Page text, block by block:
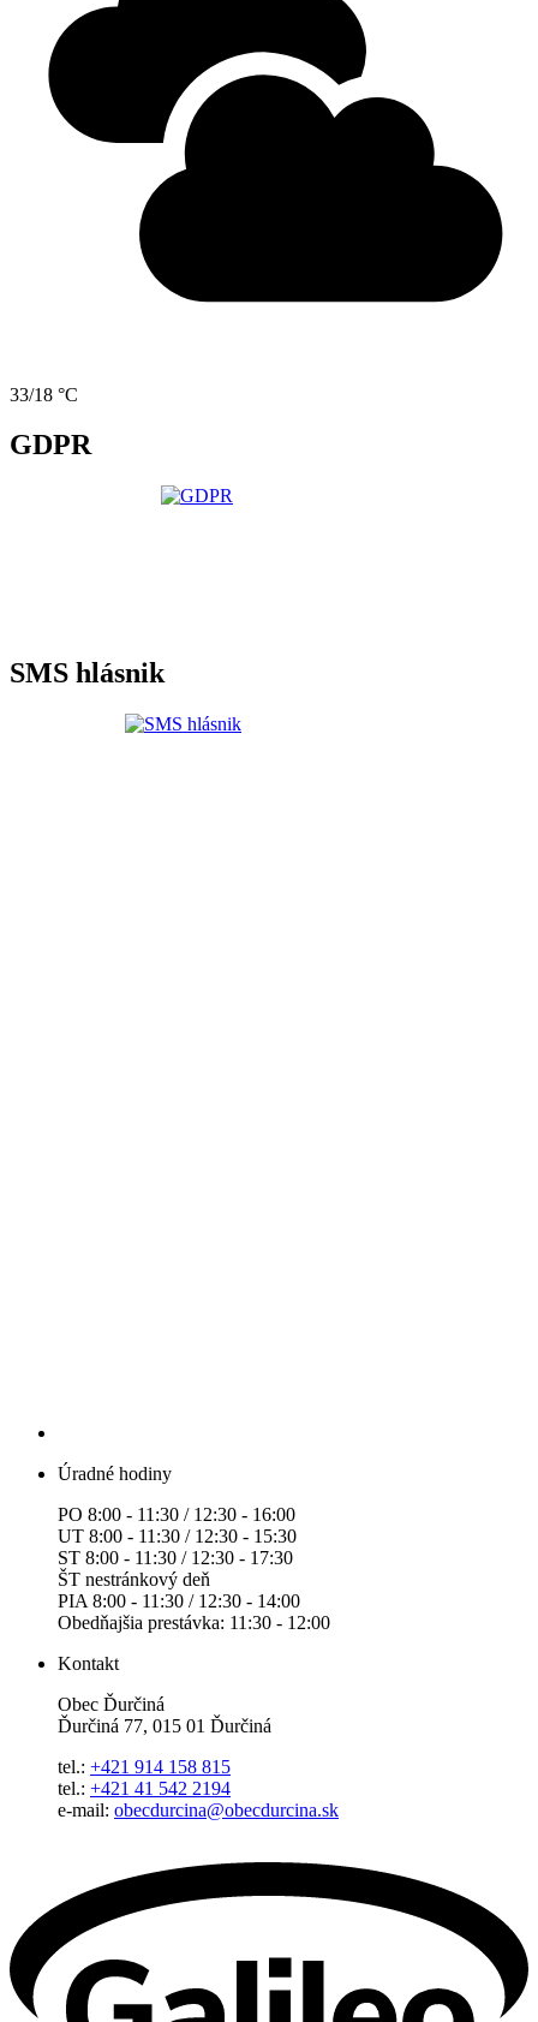
33/18 °C
GDPR
SMS hlásnik
Úradné hodiny
PO 8:00 - 11:30 / 12:30 - 16:00
UT 8:00 - 11:30 / 12:30 - 15:30
ST 8:00 - 11:30 / 12:30 - 17:30
ŠT nestránkový deň
PIA 8:00 - 11:30 / 12:30 - 14:00
Obedňajšia prestávka: 11:30 - 12:00
Kontakt
Obec Ďurčiná
Ďurčiná 77, 015 01 Ďurčiná
tel.: +421 914 158 815
tel.: +421 41 542 2194
e-mail: obecdurcina@obecdurcina.sk